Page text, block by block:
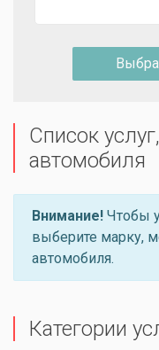
Список
автомобиля
Внимание! Чтобы
выберите марку,
автомобиля.
Категории